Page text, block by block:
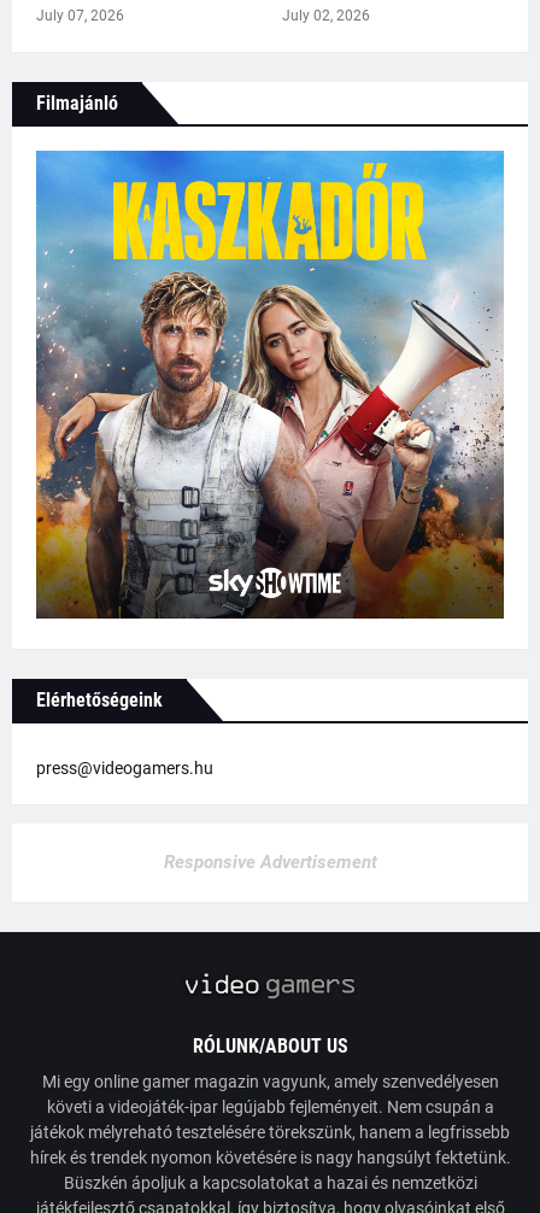
July 07, 2026 July 02, 2026
Filmajánló
Elérhetőségeink
press@videogamers.hu
Responsive Advertisement
RÓLUNK/ABOUT US
Mi egy online gamer magazin vagyunk, amely szenvedélyesen
követi a videojáték-ipar legújabb fejleményeit. Nem csupán a
játékok mélyreható tesztelésére törekszünk, hanem a legfrissebb
hírek és trendek nyomon követésére is nagy hangsúlyt fektetünk.
Büszkén ápoljuk a kapcsolatokat a hazai és nemzetközi
játékfejlesztő csapatokkal, így biztosítva, hogy olvasóinkat első